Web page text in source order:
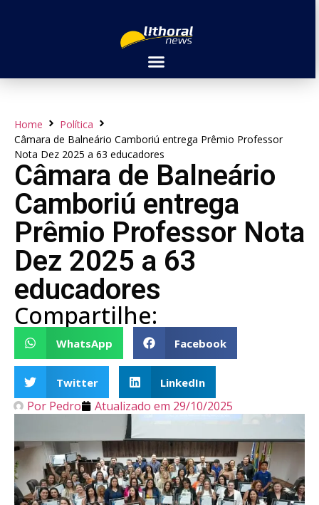
Home
Política
Câmara de Balneário Camboriú entrega Prêmio Professor
Nota Dez 2025 a 63 educadores
Câmara de Balneário
Camboriú entrega
Prêmio Professor Nota
Dez 2025 a 63
educadores
Compartilhe:
WhatsApp Facebook
Twitter LinkedIn
Por Pedro Atualizado em 29/10/2025